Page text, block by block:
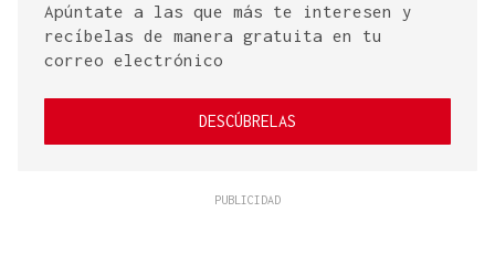
Apúntate a las que más te interesen y
recíbelas de manera gratuita en tu
correo electrónico
DESCÚBRELAS